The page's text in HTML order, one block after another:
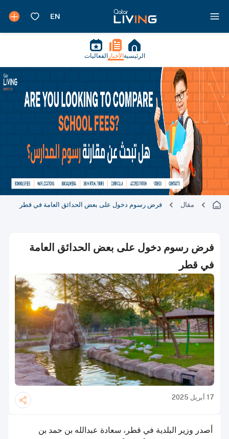
الرئيسية الأخبار الفعاليات
مقال فرض رسوم دخول على بعض الحدائق العامة في قطر
فرض رسوم دخول على بعض الحدائق العامة
في قطر
17 أبريل 2025
أصدر وزير البلدية في قطر، سعادة عبدالله بن حمد بن